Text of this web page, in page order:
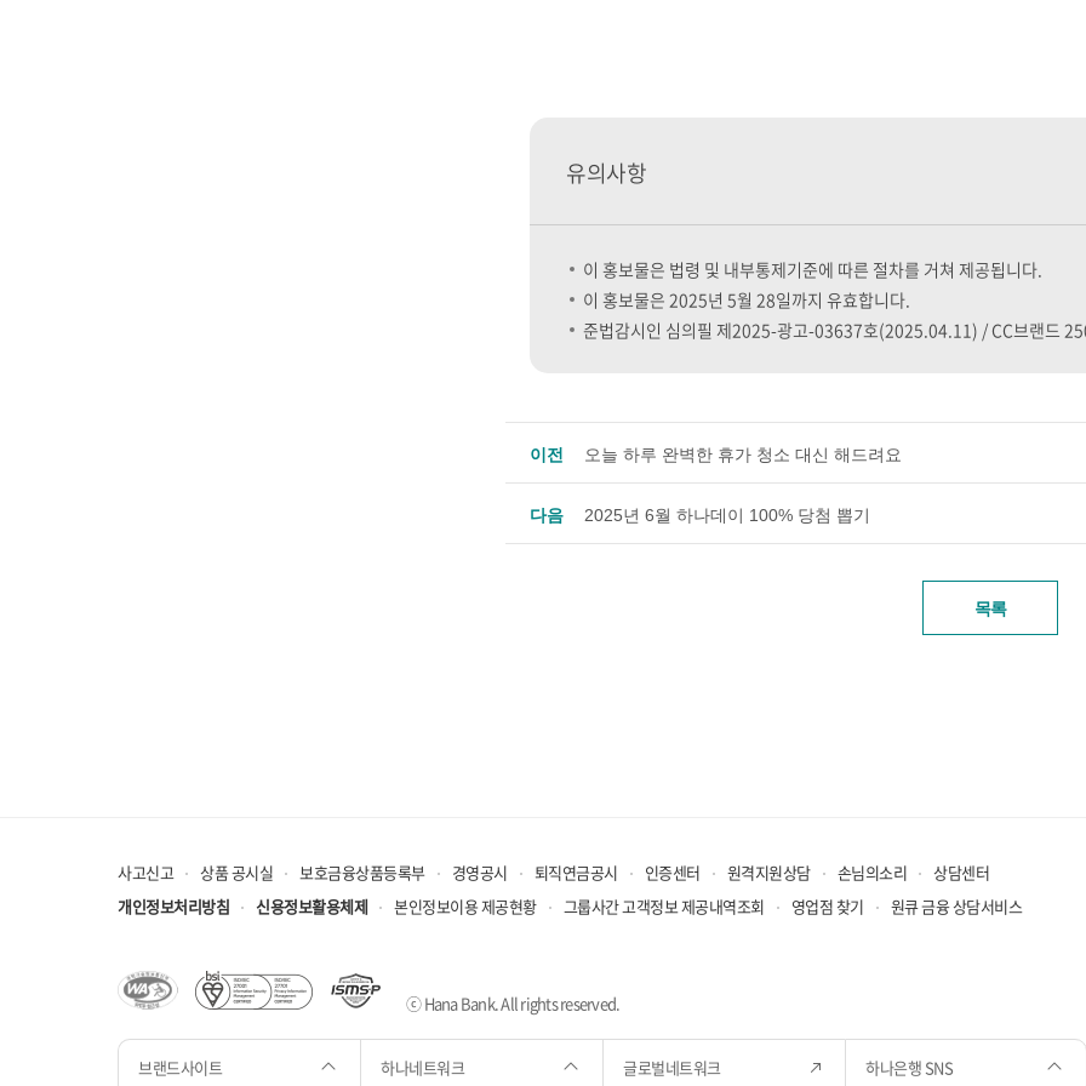
유의사항
이 홍보물은 법령 및 내부통제기준에 따른 절차를 거쳐 제공됩니다.
이 홍보물은 2025년 5월 28일까지 유효합니다.
준법감시인 심의필 제2025-광고-03637호(2025.04.11) / CC브랜드
이전 오늘 하루 완벽한 휴가 청소 대신 해드려요
다음 2025년 6월 하나데이 100% 당첨 뽑기
목록
사고신고 상품 공시실 보호금융상품등록부 경영공시 퇴직연금공시 인증센터 원격지원상담 손님의소리
상담센터
개인정보처리방침
신용정보활용체제 본인정보이용 제공현황 그룹사간 고객정보 제공내역조회 영업점 찾기 원큐 금융 상담서비스
ⓒ Hana Bank. All rights reserved.
브랜드사이트 하나네트워크 글로벌네트워크 하나은행 SNS